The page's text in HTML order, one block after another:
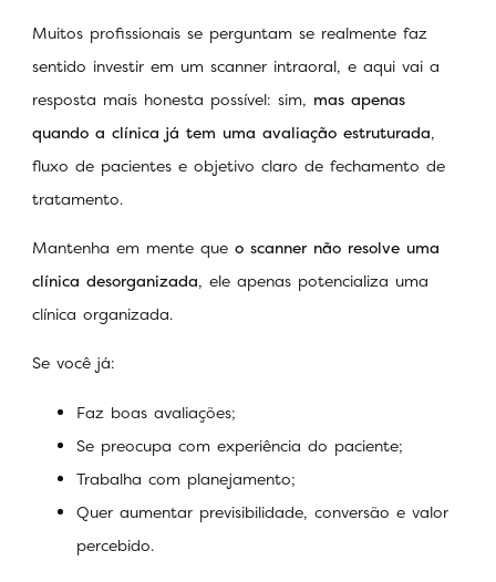
Muitos profissionais se perguntam se realmente faz
sentido investir em um scanner intraoral, e aqui vai a
resposta mais honesta possível: sim, mas apenas
quando a clínica já tem uma avaliação estruturada,
fluxo de pacientes e objetivo claro de fechamento de
tratamento.
Mantenha em mente que o scanner não resolve uma
clínica desorganizada, ele apenas potencializa uma
clínica organizada.
Se você já:
Faz boas avaliações;
Se preocupa com experiência do paciente;
Trabalha com planejamento;
Quer aumentar previsibilidade, conversão e valor
percebido.